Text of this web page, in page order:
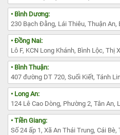
• Bình Dương:
230 Bạch Đằng, Lái Thiêu, Thuận An,
• Đồng Nai:
Lô F, KCN Long Khánh, Bình Lộc, Thị
• Bình Thuận:
407 đường DT 720, Suối Kiết, Tánh
• Long An:
124 Lê Cao Dòng, Phường 2, Tân An,
• Tiền Giang:
Số 24 ấp 1, Xã An Thái Trung, Cái Bè,